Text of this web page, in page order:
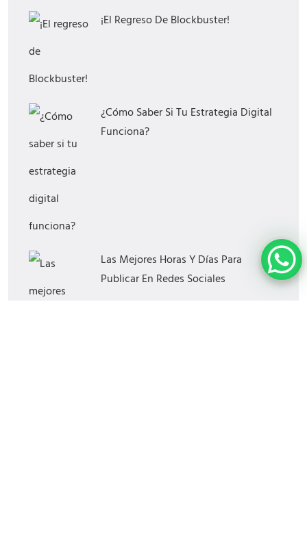
¡El Regreso De Blockbuster!
¿Cómo Saber Si Tu Estrategia Digital
Funciona?
Las Mejores Horas Y Días Para
Publicar En Redes Sociales